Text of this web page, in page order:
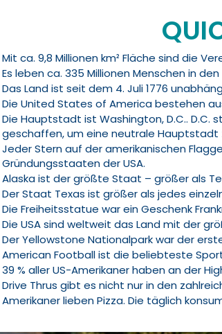
Mit ca. 9,8 Millionen km² Fläche sind die
Es leben ca. 335 Millionen Menschen in den
Das Land ist seit dem 4. Juli 1776
Die United States of America bestehen
Die Hauptstadt ist Washington, D.C.. D.C.
geschaffen, um eine neutrale
Jeder Stern auf der amerikanischen
Gründungsstaaten der USA.
Alaska ist der größte Staat – größer als
Der Staat Texas ist größer als jedes
Die Freiheitsstatue war ein Geschenk
Die USA sind weltweit das Land mit der
Der Yellowstone Nationalpark war der
American Football ist die beliebteste
39 % aller US-Amerikaner haben an der
Drive Thrus gibt es nicht nur in den
Amerikaner lieben Pizza. Die täglich